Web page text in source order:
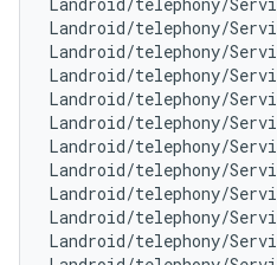
Landroid/telephony/
Landroid/telephony/
Landroid/telephony/
Landroid/telephony/
Landroid/telephony/
Landroid/telephony/
Landroid/telephony/
Landroid/telephony/
Landroid/telephony/
Landroid/telephony/